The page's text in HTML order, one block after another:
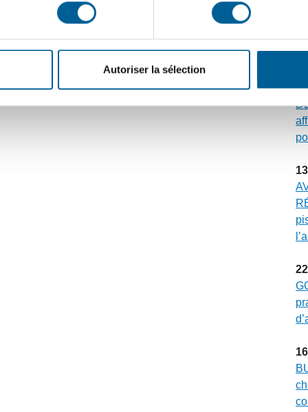
Autoriser la sélection
23
13
22
16